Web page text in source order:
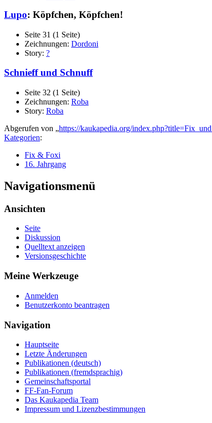
Lupo: Köpfchen, Köpfchen!
Seite 31 (1 Seite)
Zeichnungen: Dordoni
Story: ?
Schnieff und Schnuff
Seite 32 (1 Seite)
Zeichnungen: Roba
Story: Roba
Abgerufen von „https://kaukapedia.org/
Kategorien:
Fix & Foxi
16. Jahrgang
Navigationsmenü
Ansichten
Seite
Diskussion
Quelltext anzeigen
Versionsgeschichte
Meine Werkzeuge
Anmelden
Benutzerkonto beantragen
Navigation
Hauptseite
Letzte Änderungen
Publikationen (deutsch)
Publikationen (fremdsprachig)
Gemeinschaftsportal
FF-Fan-Forum
Das Kaukapedia Team
Impressum und Lizenzbestimmungen